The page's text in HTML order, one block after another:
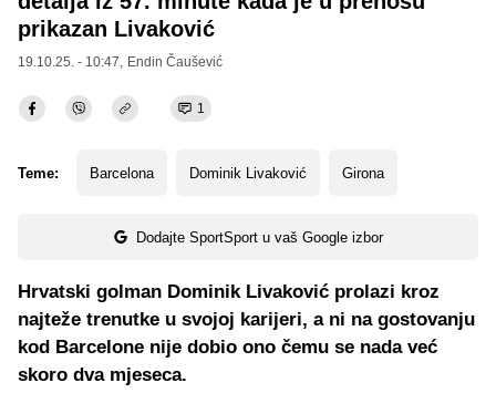
prikazan Livaković
19.10.25. - 10:47, Endin Čaušević
1
Teme: Barcelona Dominik Livaković Girona
Dodajte SportSport u vaš Google izbor
Hrvatski golman Dominik Livaković prolazi kroz
najteže trenutke u svojoj karijeri, a ni na gostovanju
kod Barcelone nije dobio ono čemu se nada već
skoro dva mjeseca.